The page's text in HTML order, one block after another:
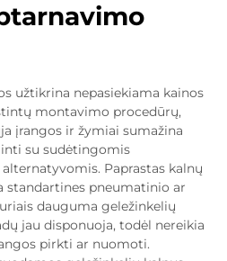
užtikrina nepasiekiama kainos
montavimo procedūrų,
įrangos ir žymiai sumažina
su sudėtingomis
Paprastas kalnų
standartines pneumatinio ar
dauguma geležinkelių
jau disponuoja, todėl nereikia
pirkti ar nuomoti.